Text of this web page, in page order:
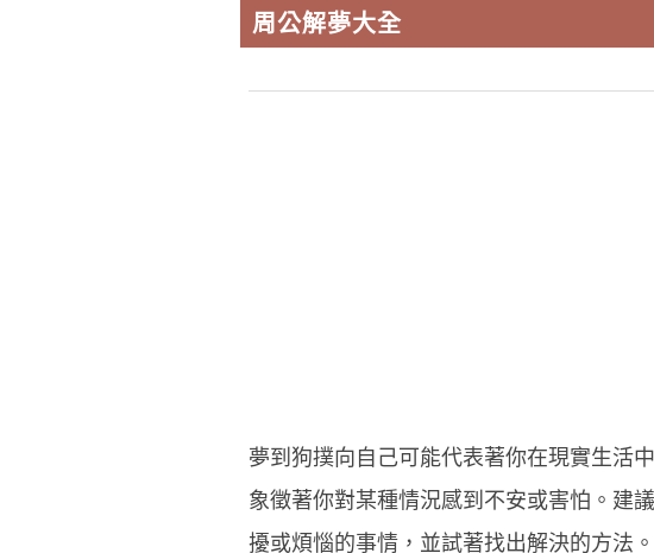
周公解夢大全
夢到狗撲向自己可能代表著你在現實生活
象徵著你對某種情況感到不安或害怕。建
擾或煩惱的事情，並試著找出解決的方法。